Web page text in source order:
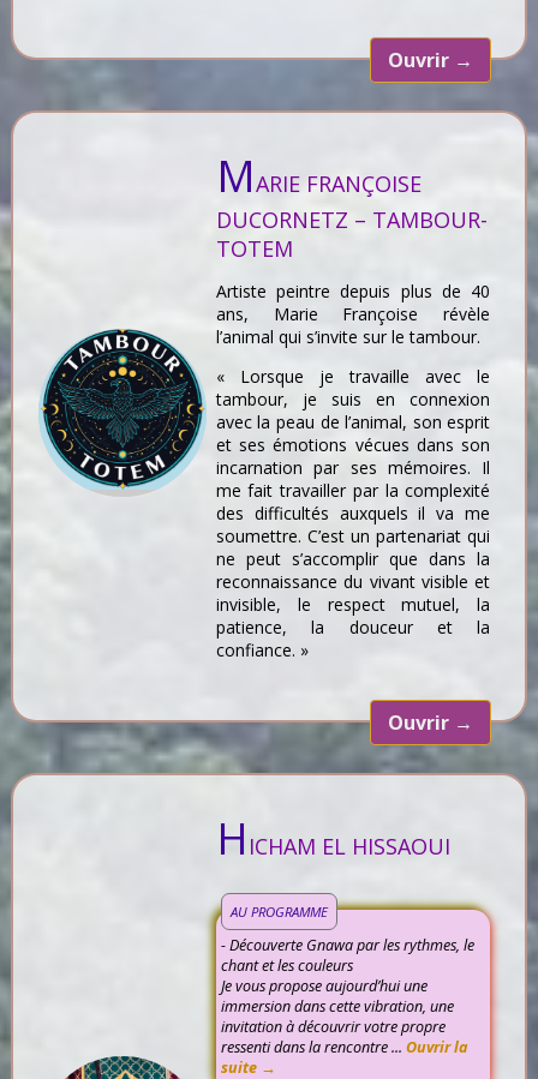
Ouvrir →
MARIE FRANÇOISE
DUCORNETZ – TAMBOUR-
TOTEM
Artiste peintre depuis plus de 40
ans, Marie Françoise révèle
l’animal qui s’invite sur le tambour.
« Lorsque je travaille avec le
tambour, je suis en connexion
avec la peau de l’animal, son esprit
et ses émotions vécues dans son
incarnation par ses mémoires. Il
me fait travailler par la complexité
des difficultés auxquels il va me
soumettre. C’est un partenariat qui
ne peut s’accomplir que dans la
reconnaissance du vivant visible et
invisible, le respect mutuel, la
patience, la douceur et la
confiance. »
Ouvrir →
H ICHAM EL HISSAOUI
AU PROGRAMME
- Découverte Gnawa par les rythmes, le
chant et les couleurs
Je vous propose aujourd’hui une
immersion dans cette vibration, une
invitation à découvrir votre propre
ressenti dans la rencontre ... Ouvrir la
suite →